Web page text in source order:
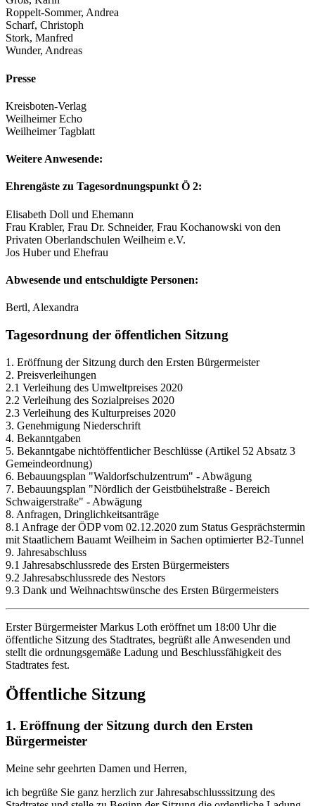
Roppelt-Sommer, Andrea
Scharf, Christoph
Stork, Manfred
Wunder, Andreas
Presse
Kreisboten-Verlag
Weilheimer Echo
Weilheimer Tagblatt
Weitere Anwesende:
Ehrengäste zu Tagesordnungspunkt Ö 2:
Elisabeth Doll und Ehemann
Frau Krabler, Frau Dr. Schneider, Frau Kochanowski von den
Privaten Oberlandschulen Weilheim e.V.
Jos Huber und Ehefrau
Abwesende und entschuldigte Personen:
Bertl, Alexandra
Tagesordnung der öffentlichen Sitzung
1. Eröffnung der Sitzung durch den Ersten Bürgermeister
2. Preisverleihungen
2.1 Verleihung des Umweltpreises 2020
2.2 Verleihung des Sozialpreises 2020
2.3 Verleihung des Kulturpreises 2020
3. Genehmigung Niederschrift
4. Bekanntgaben
5. Bekanntgabe nichtöffentlicher Beschlüsse (Artikel 52 Absatz 3
Gemeindeordnung)
6. Bebauungsplan "Waldorfschulzentrum" - Abwägung
7. Bebauungsplan "Nördlich der Geistbühelstraße - Bereich
Schwaigerstraße" - Abwägung
8. Anfragen, Dringlichkeitsanträge
8.1 Anfrage der ÖDP vom 02.12.2020 zum Status Gesprächstermin
mit Staatlichem Bauamt Weilheim in Sachen optimierter B2-Tunnel
9. Jahresabschluss
9.1 Jahresabschlussrede des Ersten Bürgermeisters
9.2 Jahresabschlussrede des Nestors
9.3 Dank und Weihnachtswünsche des Ersten Bürgermeisters
Erster Bürgermeister Markus Loth eröffnet um 18:00 Uhr die
öffentliche Sitzung des Stadtrates, begrüßt alle Anwesenden und
stellt die ordnungsgemäße Ladung und Beschlussfähigkeit des
Stadtrates fest.
Öffentliche Sitzung
1. Eröffnung der Sitzung durch den Ersten
Bürgermeister
Meine sehr geehrten Damen und Herren,
ich begrüße Sie ganz herzlich zur Jahresabschlusssitzung des